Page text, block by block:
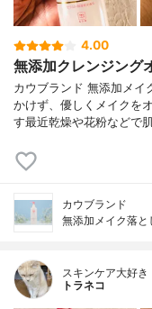
4.00
無添加クレンジング
カウブランド 無添加メイ
かけず、優しくメイクを
す最近乾燥や花粉などで
カウブランド
無添加メイク落と
スキンケア大好き
トラネコ